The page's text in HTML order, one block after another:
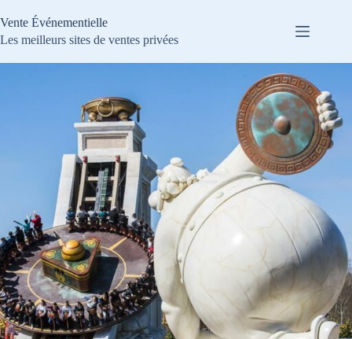
au
contenu
Vente Événementielle
Les meilleurs sites de ventes privées